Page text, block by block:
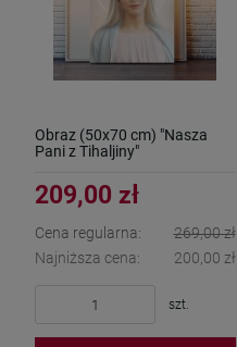
Obraz (50x70 cm) "Nasza
Pani z Tihaljiny"
209,00 zł
Cena regularna:
269,00 zł
Najniższa cena:
200,00 zł
szt.